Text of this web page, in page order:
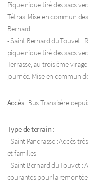
Pique nique tiré des sacs
Tétras. Mise en commun
Bernard
- Saint Bernard du Touvet :
pique nique tiré des sacs
Terrasse, au troisième
journée. Mise en commun
Accès: Bus Transisère
Type de terrain :
- Saint Pancrasse : Accès
et familles
- Saint Bernard du Touvet :
courantes pour la